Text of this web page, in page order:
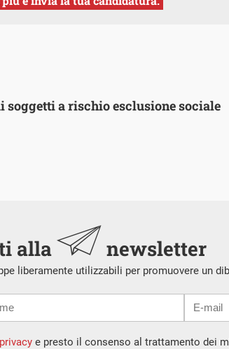
a rischio esclusione sociale
alla newsletter
liberamente utilizzabili per promuovere un
e presto il consenso al trattamento dei